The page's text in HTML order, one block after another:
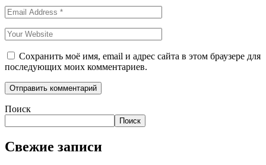
Сохранить моё имя, email и адрес сайта в этом браузере для
последующих моих комментариев.
Поиск
Поиск
Свежие записи